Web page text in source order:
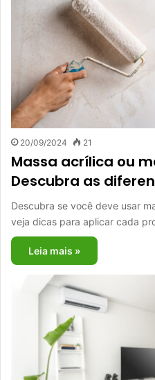
20/09/2024 21
Massa acrílica ou
Descubra as
Descubra se você deve usar
veja dicas para aplicar cada
Leia mais »